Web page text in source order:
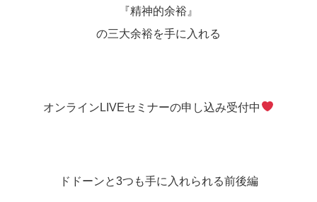
『精神的余裕』
の三大余裕を手に入れる
オンラインLIVEセミナーの申し込み受付中
ドドーンと3つも手に入れられる前後編